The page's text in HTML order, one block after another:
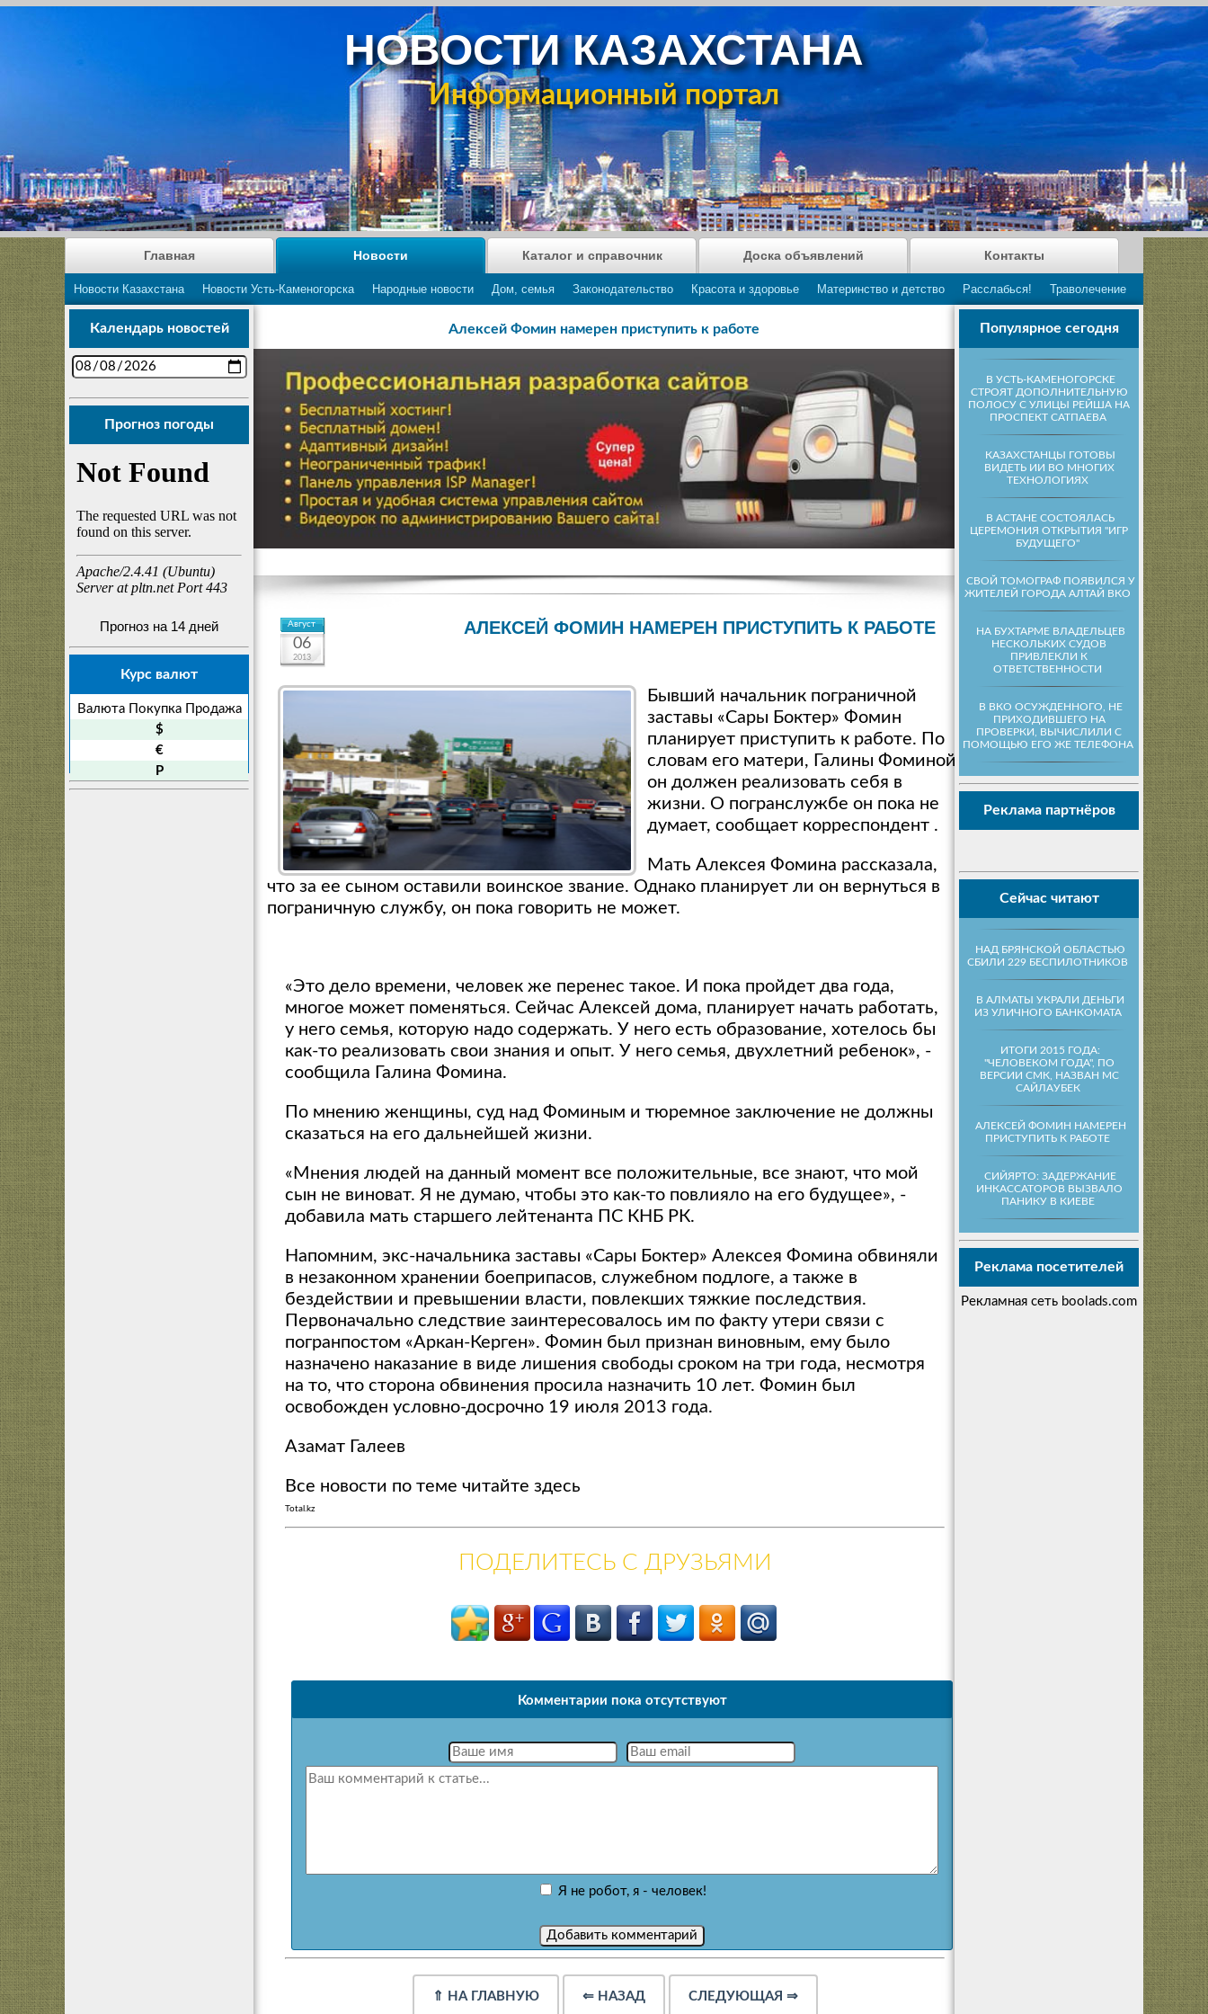
НОВОСТИ КАЗАХСТАНА
Информационный портал
Главная Новости
Новости Казахстана Новости Усть-Каменогорска Народные новости Дом, семья Законодательство Красота и здоровье Материнство и детство Расслабься! Траволечение
Каталог и справочник Доска объявлений Контакты
Популярное сегодня
В УСТЬ-КАМЕНОГОРСКЕ
СТРОЯТ ДОПОЛНИТЕЛЬНУЮ
ПОЛОСУ С УЛИЦЫ РЕЙША НА
ПРОСПЕКТ САТПАЕВА
КАЗАХСТАНЦЫ ГОТОВЫ
ВИДЕТЬ ИИ ВО МНОГИХ
ТЕХНОЛОГИЯХ
В АСТАНЕ СОСТОЯЛАСЬ
ЦЕРЕМОНИЯ ОТКРЫТИЯ "ИГР
БУДУЩЕГО"
СВОЙ ТОМОГРАФ ПОЯВИЛСЯ У
ЖИТЕЛЕЙ ГОРОДА АЛТАЙ ВКО
НА БУХТАРМЕ ВЛАДЕЛЬЦЕВ
НЕСКОЛЬКИХ СУДОВ
ПРИВЛЕКЛИ К
ОТВЕТСТВЕННОСТИ
В ВКО ОСУЖДЕННОГО, НЕ
ПРИХОДИВШЕГО НА
ПРОВЕРКИ, ВЫЧИСЛИЛИ С
ПОМОЩЬЮ ЕГО ЖЕ ТЕЛЕФОНА
Реклама партнёров
Сейчас читают
НАД БРЯНСКОЙ ОБЛАСТЬЮ
СБИЛИ 229 БЕСПИЛОТНИКОВ
В АЛМАТЫ УКРАЛИ ДЕНЬГИ
ИЗ УЛИЧНОГО БАНКОМАТА
ИТОГИ 2015 ГОДА:
"ЧЕЛОВЕКОМ ГОДА", ПО
ВЕРСИИ СМК, НАЗВАН MC
САЙЛАУБЕК
АЛЕКСЕЙ ФОМИН НАМЕРЕН
ПРИСТУПИТЬ К РАБОТЕ
СИЙЯРТО: ЗАДЕРЖАНИЕ
ИНКАССАТОРОВ ВЫЗВАЛО
ПАНИКУ В КИЕВЕ
Реклама посетителей
Рекламная сеть boolads.com
Календарь новостей
Прогноз погоды
Прогноз на 14 дней
Курс валют
Валюта Покупка
Продажа
$
€
P
Алексей Фомин намерен приступить к работе
Август
06
2013
АЛЕКСЕЙ ФОМИН НАМЕРЕН ПРИСТУПИТЬ К РАБОТЕ
Бывший начальник пограничной
заставы «Сары Боктер» Фомин
планирует приступить к работе. По
словам его матери, Галины Фоминой,
он должен реализовать себя в
жизни. О погранслужбе он пока не
думает, сообщает корреспондент .
Мать Алексея Фомина рассказала,
что за ее сыном оставили воинское звание. Однако планирует ли он вернуться в
пограничную службу, он пока говорить не может.
«Это дело времени, человек же перенес такое. И пока пройдет два года,
многое может поменяться. Сейчас Алексей дома, планирует начать работать,
у него семья, которую надо содержать. У него есть образование, хотелось бы
как-то реализовать свои знания и опыт. У него семья, двухлетний ребенок», -
сообщила Галина Фомина.
По мнению женщины, суд над Фоминым и тюремное заключение не должны
сказаться на его дальнейшей жизни.
«Мнения людей на данный момент все положительные, все знают, что мой
сын не виноват. Я не думаю, чтобы это как-то повлияло на его будущее», -
добавила мать старшего лейтенанта ПС КНБ РК.
Напомним, экс-начальника заставы «Сары Боктер» Алексея Фомина обвиняли
в незаконном хранении боеприпасов, служебном подлоге, а также в
бездействии и превышении власти, повлекших тяжкие последствия.
Первоначально следствие заинтересовалось им по факту утери связи с
погранпостом «Аркан-Керген». Фомин был признан виновным, ему было
назначено наказание в виде лишения свободы сроком на три года, несмотря
на то, что сторона обвинения просила назначить 10 лет. Фомин был
освобожден условно-досрочно 19 июля 2013 года.
Азамат Галеев
Все новости по теме читайте здесь
Total.kz
ПОДЕЛИТЕСЬ С ДРУЗЬЯМИ
Комментарии пока отсутствуют
Я не робот, я - человек!
⇑ НА ГЛАВНУЮ ⇐ НАЗАД СЛЕДУЮЩАЯ ⇒